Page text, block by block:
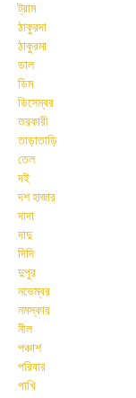
ট্রাম
ঠাকুরদা
ঠাকুরমা
ডাল
ডিম
ডিসেম্বর
তরকারী
তাড়াতাড়ি
তেল
দই
দশ হাজার
দাদা
দাদু
দিদি
দুপুর
নভেম্বর
নমস্কার
নীল
পঞ্চাশ
পরিবার
পাখি